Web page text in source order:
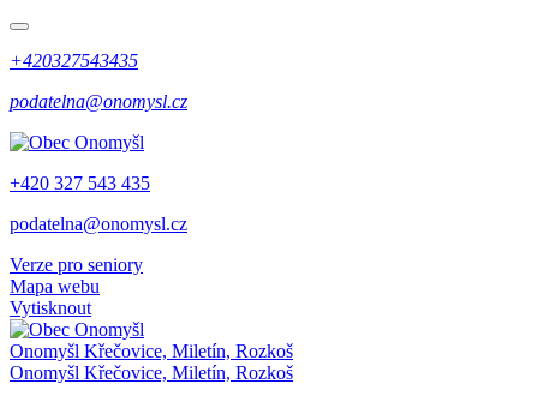
+420327543435
podatelna@onomysl.cz
+420 327 543 435
podatelna@onomysl.cz
Verze pro seniory
Mapa webu
Vytisknout
Onomyšl Křečovice, Miletín, Rozkoš
Onomyšl Křečovice, Miletín, Rozkoš